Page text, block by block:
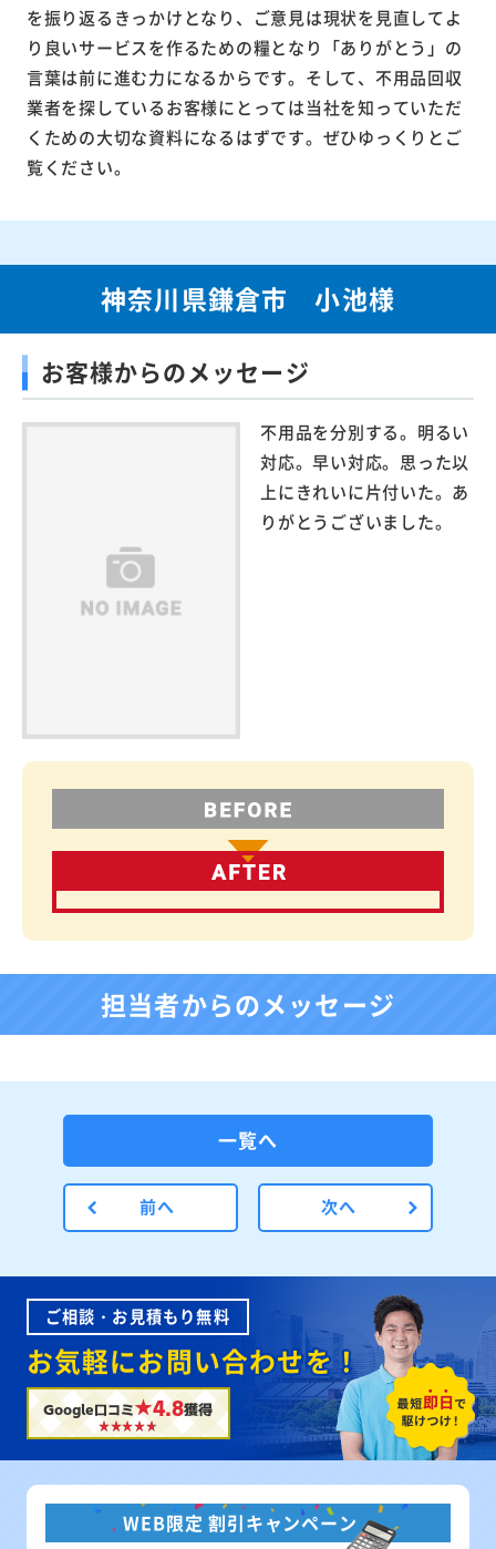
を振り返るきっかけとなり、ご意見は現状を見直してよ
り良いサービスを作るための糧となり「ありがとう」の
言葉は前に進む力になるからです。そして、不用品回収
業者を探しているお客様にとっては当社を知っていただ
くための大切な資料になるはずです。ぜひゆっくりとご
覧ください。
神奈川県鎌倉市 小池様
お客様からのメッセージ
不用品を分別する。明るい
対応。早い対応。思った以
上にきれいに片付いた。あ
りがとうございました。
担当者からのメッセージ
前へ
一覧へ
次へ
ご相談・お見積もり無料
お気軽にお問い合わせを！
Google口コミ★4.8獲得
WEB限定 割引キャンペーン